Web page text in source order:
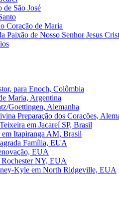
de São José
Coração de Maria
Paixão de Nosso Senhor Jesus
para Enoch, Colômbia
Maria, Argentina
Goettingen, Alemanha
Preparação dos Corações,
em Jacareí SP, Brasil
em Itapiranga AM, Brasil
Família, EUA
EUA
Rochester NY, EUA
Kyle em North Ridgeville, EUA